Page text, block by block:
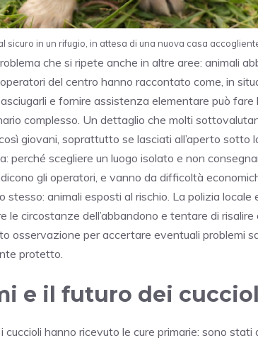
sicuro in un rifugio, in attesa di una nuova casa
che si ripete anche in altre aree: animali
del centro hanno raccontato come, in
e fornire assistenza elementare può
complesso. Un dettaglio che molti
giovani, soprattutto se lasciati all’aperto sotto
perché scegliere un luogo isolato e non
gli operatori, e vanno da difficoltà
stesso: animali esposti al rischio. La polizia locale
circostanze dell’abbandono e tentare di risalire
osservazione per accertare eventuali problemi
protetto.
e il futuro dei
hanno ricevuto le cure primarie: sono stati